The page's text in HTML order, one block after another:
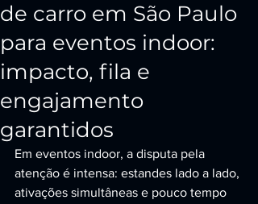
de carro em São Paulo
para eventos indoor:
impacto, fila e
engajamento
garantidos
Em eventos indoor, a disputa pela
atenção é intensa: estandes lado a lado,
ativações simultâneas e pouco tempo